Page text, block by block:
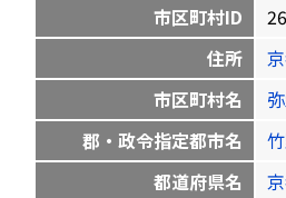
市区町村ID
住所
市区町村名
郡・政令指定都市名
都道府県名